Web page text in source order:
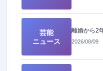
芸能
ニュース
2026/08/09